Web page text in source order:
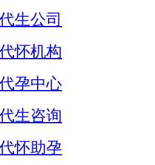
生公司
怀机构
孕中心
生咨询
怀助孕